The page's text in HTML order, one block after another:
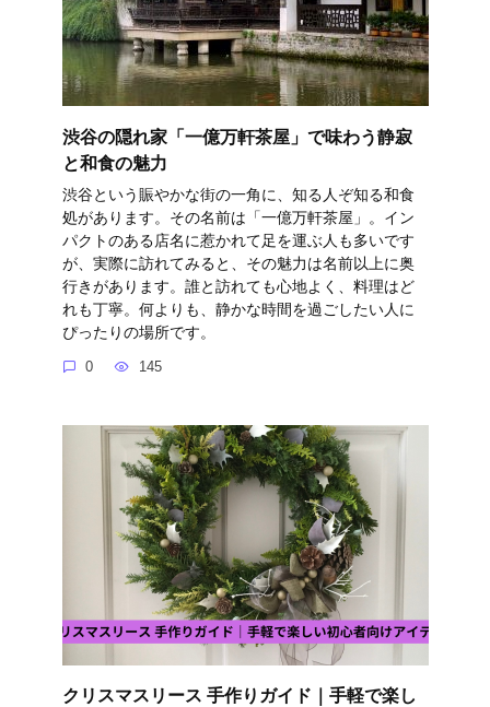
渋谷の隠れ家「一億万軒茶屋」で味わう静寂
と和食の魅力
渋谷という賑やかな街の一角に、知る人ぞ知る和食
処があります。その名前は「一億万軒茶屋」。イン
パクトのある店名に惹かれて足を運ぶ人も多いです
が、実際に訪れてみると、その魅力は名前以上に奥
行きがあります。誰と訪れても心地よく、料理はど
れも丁寧。何よりも、静かな時間を過ごしたい人に
ぴったりの場所です。
0 145
クリスマスリース 手作りガイド｜手軽で楽し